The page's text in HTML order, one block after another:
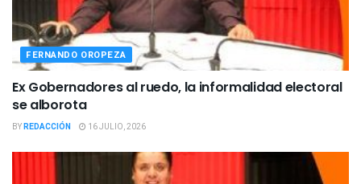
FERNANDO OROPEZA
Ex Gobernadores al ruedo, la informalidad electoral
se alborota
BYREDACCIÓN 16 JULIO, 2026